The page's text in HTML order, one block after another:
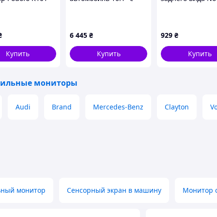
Купить
6 445 ₴
Купить
929 ₴
Купить
мониторы
Audi Brand Mercedes-Benz Clayton
монитор Сенсорный экран в машину Монитор